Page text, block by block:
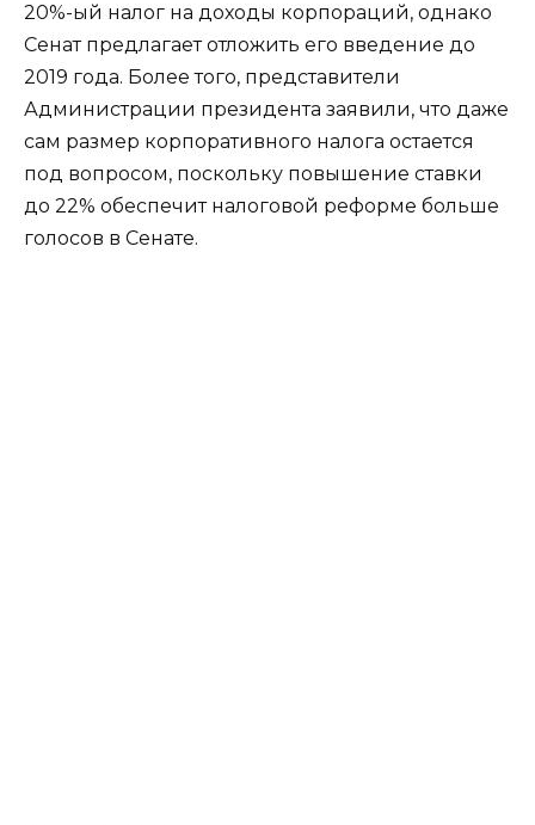
20%-ый налог на доходы корпораций, однако
Сенат предлагает отложить его введение до
2019 года. Более того, представители
Администрации президента заявили, что даже
сам размер корпоративного налога остается
под вопросом, поскольку повышение ставки
до 22% обеспечит налоговой реформе больше
голосов в Сенате.